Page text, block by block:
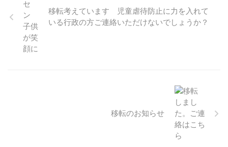
移転考えています 児童虐待防止に力を入れて
いる行政の方ご連絡いただけないでしょうか？
移転のお知らせ